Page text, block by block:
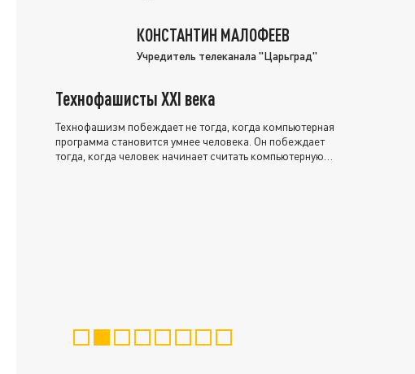
КОНСТАНТИН МАЛОФЕЕВ
Учредитель телеканала "Царьград"
Технофашисты XXI века
Технофашизм побеждает не тогда, когда компьютерная
программа становится умнее человека. Он побеждает
тогда, когда человек начинает считать компьютерную